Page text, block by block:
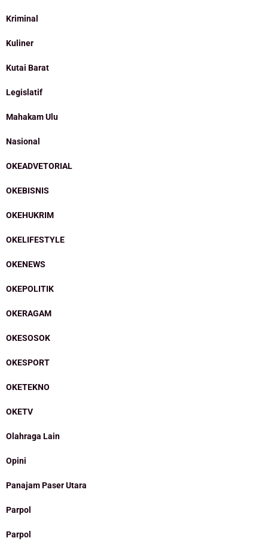
Kriminal
Kuliner
Kutai Barat
Legislatif
Mahakam Ulu
Nasional
OKEADVETORIAL
OKEBISNIS
OKEHUKRIM
OKELIFESTYLE
OKENEWS
OKEPOLITIK
OKERAGAM
OKESOSOK
OKESPORT
OKETEKNO
OKETV
Olahraga Lain
Opini
Panajam Paser Utara
Parpol
Parpol